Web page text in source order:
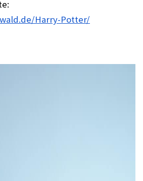
Harry-Potter/